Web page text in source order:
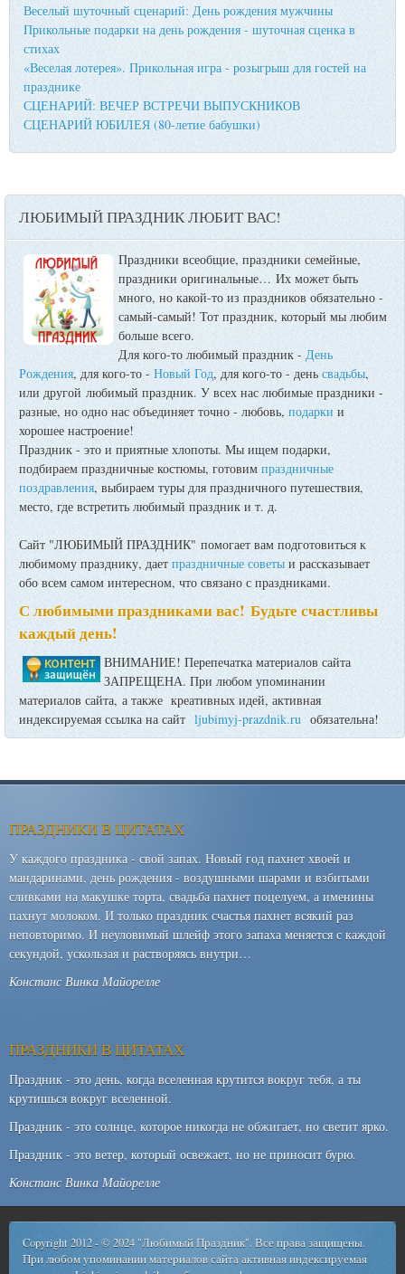
Веселый шуточный сценарий: День рождения мужчины
Прикольные подарки на день рождения - шуточная сценка в
стихах
«Веселая лотерея». Прикольная игра - розыгрыш для гостей на
празднике
СЦЕНАРИЙ: ВЕЧЕР ВСТРЕЧИ ВЫПУСКНИКОВ
СЦЕНАРИЙ ЮБИЛЕЯ (80-летие бабушки)
ЛЮБИМЫЙ ПРАЗДНИК ЛЮБИТ ВАС!
Праздники всеобщие, праздники семейные,
праздники оригинальные… Их может быть
много, но какой-то из праздников обязательно -
самый-самый! Тот праздник, который мы любим
больше всего.
Для кого-то любимый праздник - День
Рождения, для кого-то -Новый Год, для кого-то - деньсвадьбы,
или другой любимый праздник. У всех нас любимые праздники -
разные, но одно нас объединяет точно - любовь,подаркии
хорошее настроение!
Праздник - это и приятные хлопоты. Мы ищем подарки,
подбираем праздничные костюмы, готовимпраздничные
поздравления, выбираем туры для праздничного путешествия,
место, где встретить любимый праздник и т. д.
Сайт "ЛЮБИМЫЙ ПРАЗДНИК" помогает вам подготовиться к
любимому празднику, даетпраздничные советы и рассказывает
обо всем самом интересном, что связано с праздниками.
С любимыми праздниками вас! Будьте счастливы
каждый день!
ВНИМАНИЕ! Перепечатка материалов сайта
ЗАПРЕЩЕНА. При любом упоминании
материалов сайта, а также креативных идей, активная
индексируемая ссылка на сайт ljubimyj-prazdnik.ru обязательна!
ПРАЗДНИКИ В ЦИТАТАХ
У каждого праздника - свой запах. Новый год пахнет хвоей и
мандаринами, день рождения - воздушными шарами и взбитыми
сливками на макушке торта, свадьба пахнет поцелуем, а именины
пахнут молоком. И только праздник счастья пахнет всякий раз
неповторимо. И неуловимый шлейф этого запаха меняется с каждой
секундой, ускользая и растворяясь внутри…
Констанс Винка Майорелле
ПРАЗДНИКИ В ЦИТАТАХ
Праздник - это день, когда вселенная крутится вокруг тебя, а ты
крутишься вокруг вселенной.
Праздник - это солнце, которое никогда не обжигает, но светит ярко.
Праздник - это ветер, который освежает, но не приносит бурю.
Констанс Винка Майорелле
Copyright 2012 - © 2024 "Любимый Праздник". Все права защищены.
При любом упоминании материалов сайта активная индексируемая